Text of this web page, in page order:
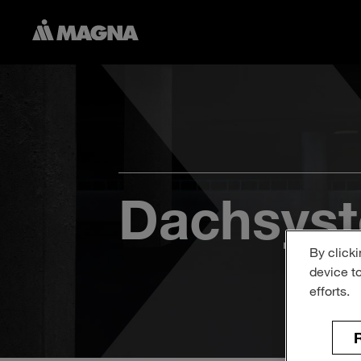
By
device
efforts.